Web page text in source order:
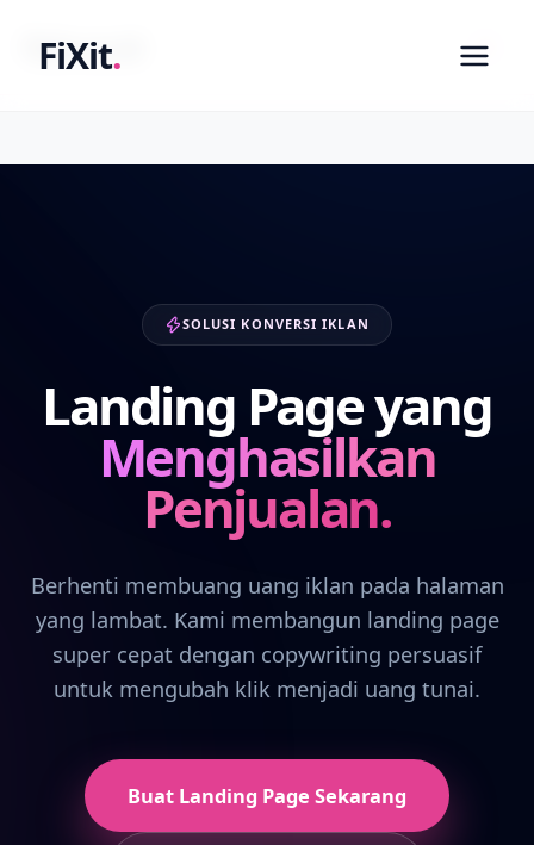
FiXit.
fixit.co.id
SOLUSI KONVERSI IKLAN
Landing Page yang
Menghasilkan
Penjualan.
Berhenti membuang uang iklan pada halaman
yang lambat. Kami membangun landing page
super cepat dengan copywriting persuasif
untuk mengubah klik menjadi uang tunai.
Buat Landing Page Sekarang